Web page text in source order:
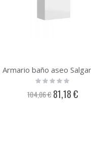
Rating:
0%
104,06 € Precio
especial
81,18 €